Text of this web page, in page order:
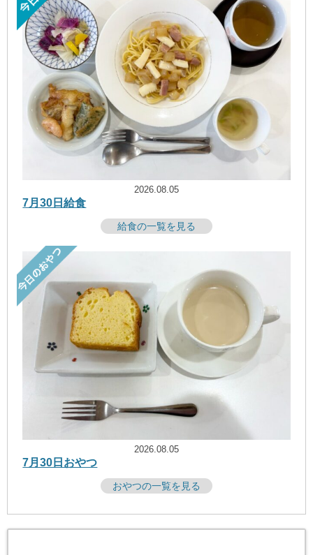
2026.08.05
7月30日給食
給食の一覧を見る
2026.08.05
7月30日おやつ
おやつの一覧を見る